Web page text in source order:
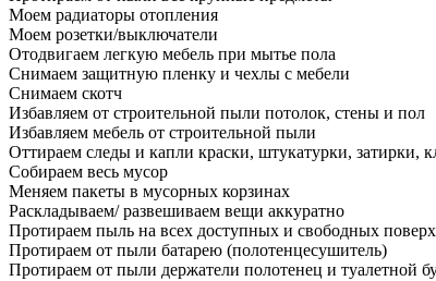
Моем радиаторы отопления
Моем розетки/выключатели
Отодвигаем легкую мебель при мытье пола
Снимаем защитную пленку и чехлы с мебели
Снимаем скотч
Избавляем от строительной пыли потолок, стены и пол
Избавляем мебель от строительной пыли
Оттираем следы и капли краски, штукатурки, затирки,
Собираем весь мусор
Меняем пакеты в мусорных корзинах
Раскладываем/ развешиваем вещи аккуратно
Протираем пыль на всех доступных и свободных
Протираем от пыли батарею (полотенцесушитель)
Протираем от пыли держатели полотенец и туалетной